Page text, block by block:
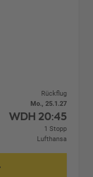
Rückflug
Mo., 25.1.27
WDH 20:45
1 Stopp
Lufthansa